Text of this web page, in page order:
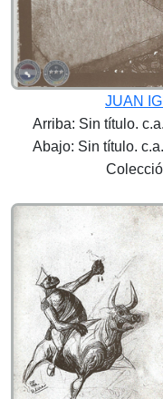
JUAN
Arriba: Sin título.
Abajo: Sin título.